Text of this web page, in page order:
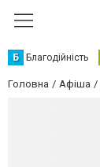
Б Благодійність
Головна Афіша